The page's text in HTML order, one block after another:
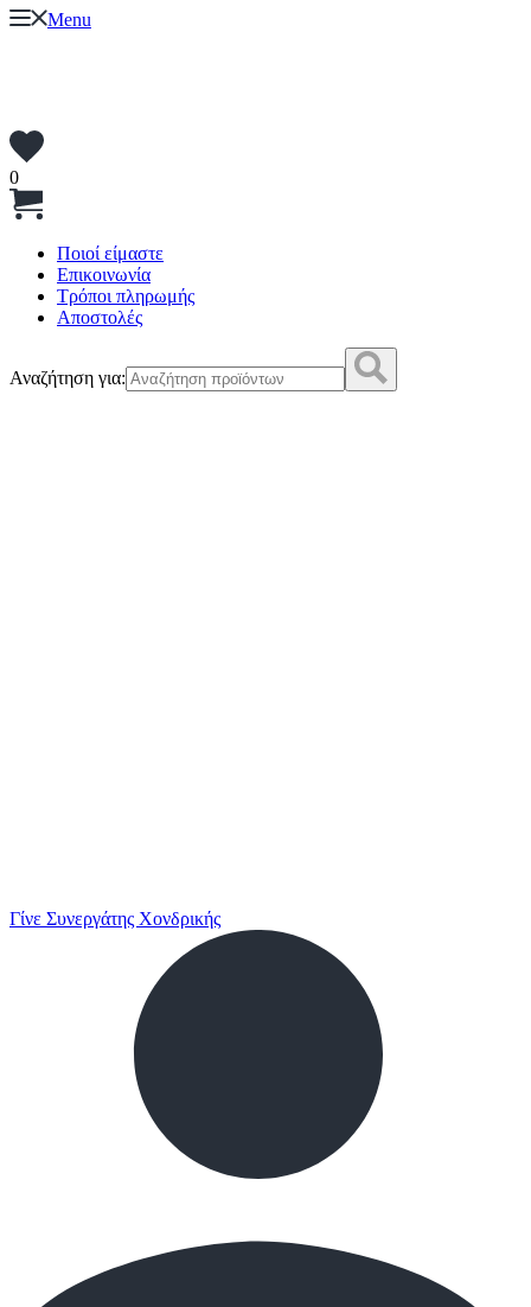
Menu
0
Ποιοί είμαστε
Επικοινωνία
Τρόποι πληρωμής
Αποστολές
Αναζήτηση για:
Γίνε Συνεργάτης Χονδρικής